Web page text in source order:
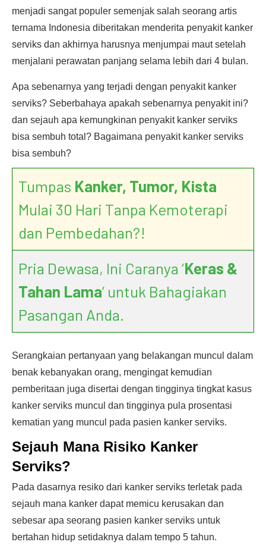
menjadi sangat populer semenjak salah seorang artis
ternama Indonesia diberitakan menderita penyakit kanker
serviks dan akhirnya harusnya menjumpai maut setelah
menjalani perawatan panjang selama lebih dari 4 bulan.
Apa sebenarnya yang terjadi dengan penyakit kanker
serviks? Seberbahaya apakah sebenarnya penyakit ini?
dan sejauh apa kemungkinan penyakit kanker serviks
bisa sembuh total? Bagaimana penyakit kanker serviks
bisa sembuh?
Tumpas Kanker, Tumor, Kista
Mulai 30 Hari Tanpa Kemoterapi
dan Pembedahan?!
Pria Dewasa, Ini Caranya ‘Keras &
Tahan Lama’ untuk Bahagiakan
Pasangan Anda.
Serangkaian pertanyaan yang belakangan muncul dalam
benak kebanyakan orang, mengingat kemudian
pemberitaan juga disertai dengan tingginya tingkat kasus
kanker serviks muncul dan tingginya pula prosentasi
kematian yang muncul pada pasien kanker serviks.
Sejauh Mana Risiko Kanker
Serviks?
Pada dasarnya resiko dari kanker serviks terletak pada
sejauh mana kanker dapat memicu kerusakan dan
sebesar apa seorang pasien kanker serviks untuk
bertahan hidup setidaknya dalam tempo 5 tahun.